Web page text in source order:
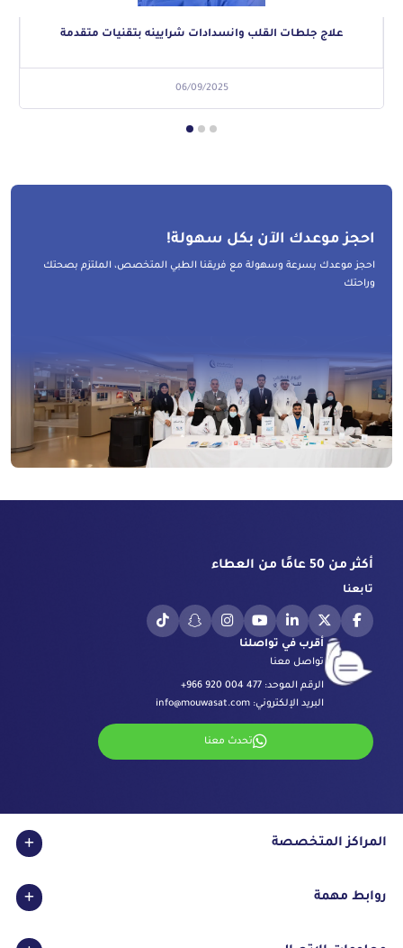
علاج جلطات القلب وانسدادات شرايينه بتقنيات متقدمة
06/09/2025
احجز موعدك الآن بكل سهولة!
احجز موعدك بسرعة وسهولة مع فريقنا الطبي المتخصص، الملتزم بصحتك
وراحتك
أكثر من 50 عامًا من العطاء
تابعنا
أقرب في تواصلنا
تواصل معنا
الرقم الموحد: +966 920 004 477
البريد الإلكتروني: info@mouwasat.com
تحدث معنا
المراكز المتخصصة
مركز الجراحة بالروبوت
روابط مهمة